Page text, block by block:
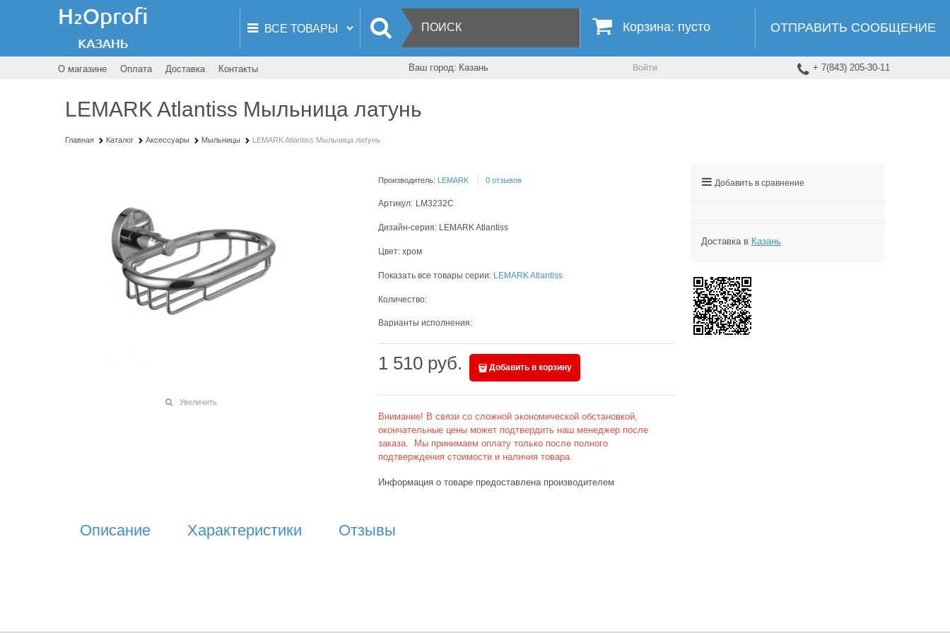
Корзина: пусто ОТПРАВИТЬ СООБЩЕНИЕ
О магазине Оплата Доставка Контакты Ваш город: Казань Войти + 7(843) 205-30-11
LEMARK Atlantiss Мыльница латунь
Главная Каталог Аксессуары Мыльницы LEMARK Atlantiss Мыльница латунь
Увеличить
Производитель: LEMARK 0 отзывов
Артикул: LM3232C
Дизайн-серия: LEMARK Atlantiss
Цвет: хром
Показать все товары серии: LEMARK Atlantiss
Количество:
Варианты исполнения:
1 510 руб. Добавить в корзину
Внимание! В связи со сложной экономической обстановкой,
окончательные цены может подтвердить наш менеджер после
заказа. Мы принимаем оплату только после полного
подтверждения стоимости и наличия товара.
Информация о товаре предоставлена производителем
Описание Характеристики Отзывы
Добавить в сравнение
Доставка в Казань